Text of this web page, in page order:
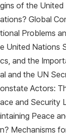
gins of the
ations? Global
tional Problems
e United Nations
cs, and the
al and the UN
onstate Actors:
ace and Security
intaining Peace
n? Mechanisms